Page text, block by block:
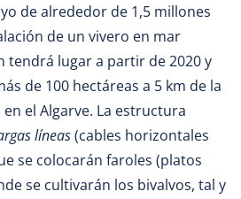
de alrededor de 1,5 millones
de un vivero en mar
tendrá lugar a partir de 2020 y
de 100 hectáreas a 5 km de la
el Algarve. La estructura
líneas(cables horizontales
se colocarán faroles (platos
se cultivarán los bivalvos, tal y